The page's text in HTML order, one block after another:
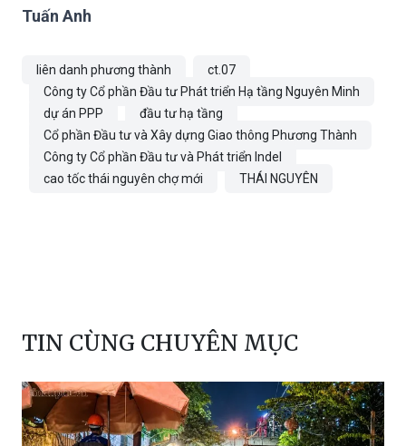
Tuấn Anh
liên danh phương thành
ct.07
Công ty Cổ phần Đầu tư Phát triển Hạ tầng Nguyên Minh
dự án PPP
đầu tư hạ tầng
Cổ phần Đầu tư và Xây dựng Giao thông Phương Thành
Công ty Cổ phần Đầu tư và Phát triển Indel
cao tốc thái nguyên chợ mới
THÁI NGUYÊN
TIN CÙNG CHUYÊN MỤC